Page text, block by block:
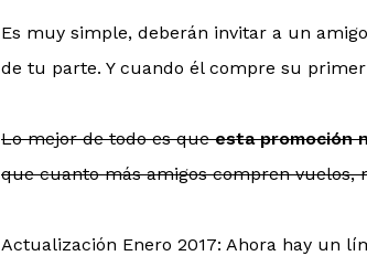
Es muy simple, deberán invitar a un
de tu parte. Y cuando él compre su
Lo mejor de todo es queesta promoción
que cuanto más amigos compren vuelos,
Actualización Enero 2017: Ahora hay un